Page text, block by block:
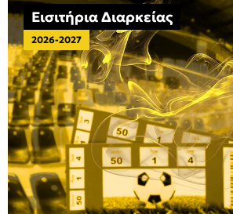
Εισιτήρια Διαρκείας
2026-2027